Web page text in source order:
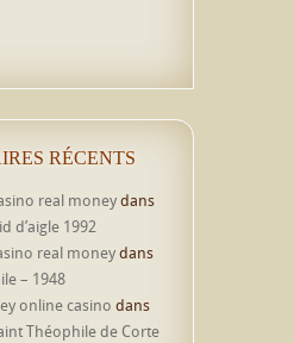
RÉCENTS
real moneydans
d’aigle 1992
real moneydans
– 1948
online casino dans
Théophile de Corte